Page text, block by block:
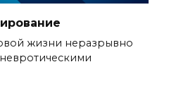
жизни неразрывно